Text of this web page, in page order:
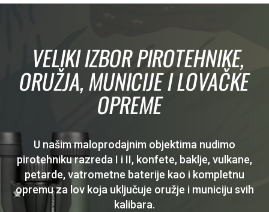
VELIKI IZBOR PIROTEHNIKE,
ORUŽJA, MUNICIJE I LOVAČKE
OPREME
U našim maloprodajnim objektima nudimo
pirotehniku razreda I i II, konfete, baklje, vulkane,
petarde, vatrometne baterije kao i kompletnu
opremu za lov koja uključuje oružje i municiju svih
kalibara.